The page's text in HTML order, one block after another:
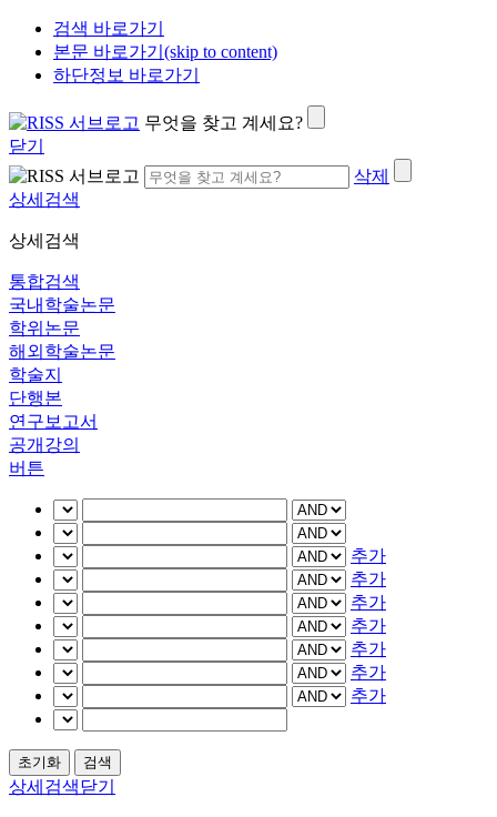
검색 바로가기
본문 바로가기(skip to content)
하단정보 바로가기
무엇을 찾고 계세요?
닫기
삭제
상세검색
상세검색
통합검색
국내학술논문
학위논문
해외학술논문
학술지
단행본
연구보고서
공개강의
버튼
추가
추가
추가
추가
추가
추가
추가
상세검색닫기